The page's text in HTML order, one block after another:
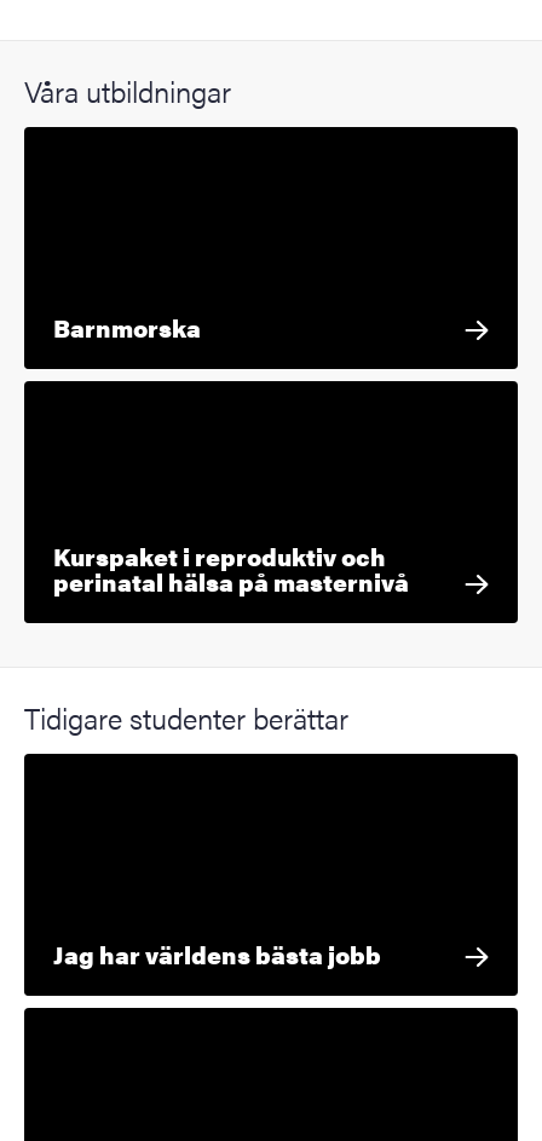
Våra utbildningar
Barnmorska
Kurspaket i reproduktiv och
perinatal hälsa på masternivå
Tidigare studenter berättar
Jag har världens bästa jobb